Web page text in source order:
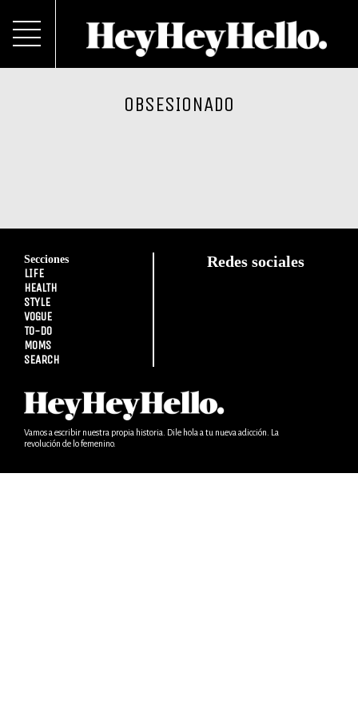
OBSESIONADO
Secciones
LIFE
HEALTH
STYLE
VOGUE
TO-DO
MOMS
SEARCH
Redes sociales
Vamos a escribir nuestra propia historia. Dile hola a tu nueva adicción. La
revolución de lo femenino.